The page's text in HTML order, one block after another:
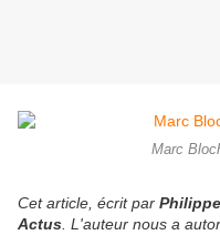
Marc
Cet article, écrit par
Actus . L'auteur nous a